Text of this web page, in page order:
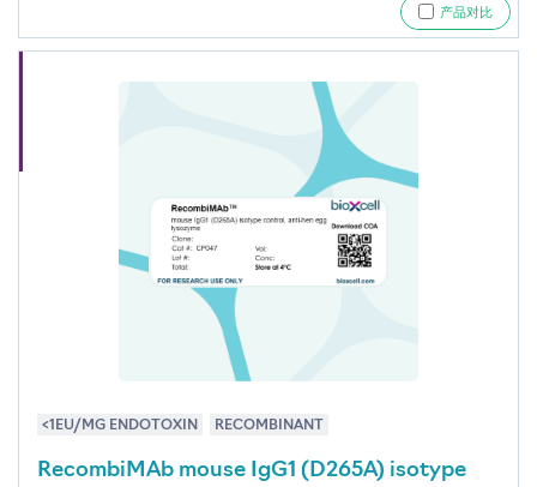
产品对比
<1EU/MG ENDOTOXIN RECOMBINANT
RecombiMAb mouse IgG1 (D265A) isotype